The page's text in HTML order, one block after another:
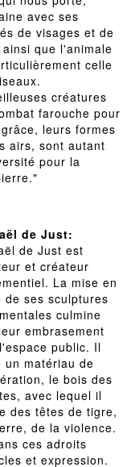
avec ses
de visages et de
que l'animale
celle
créatures
farouche pour
leurs formes
airs, sont autant
pour la
de Just:
de Just est
et créateur
La mise en
de ses sculptures
culmine
embrasement
public. Il
un matériau de
le bois des
avec lequel il
des têtes de tigre,
de la violence.
ces adroits
et expression.